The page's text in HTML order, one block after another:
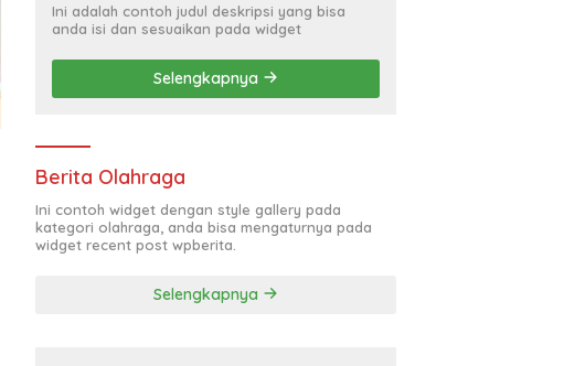
Ini adalah contoh judul deskripsi yang bisa
anda isi dan sesuaikan pada widget
Selengkapnya
Berita Olahraga
Ini contoh widget dengan style gallery pada
kategori olahraga, anda bisa mengaturnya pada
widget recent post wpberita.
Selengkapnya